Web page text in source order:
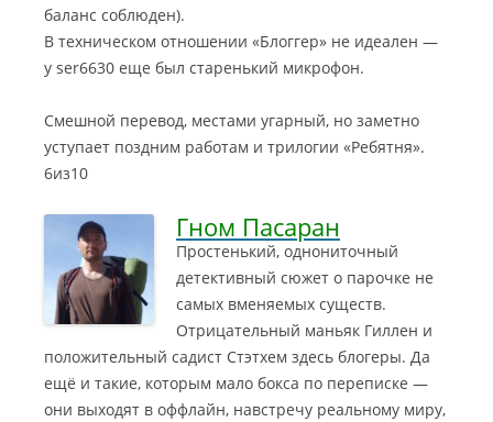
баланс соблюден).
В техническом отношении «Блоггер» не идеален —
у ser6630 еще был старенький микрофон.
Смешной перевод, местами угарный, но заметно
уступает поздним работам и трилогии «Ребятня».
6из10
Гном Пасаран
Простенький, однониточный
детективный сюжет о парочке не
самых вменяемых существ.
Отрицательный маньяк Гиллен и
положительный садист Стэтхем здесь блогеры. Да
ещё и такие, которым мало бокса по переписке —
они выходят в оффлайн, навстречу реальному миру,